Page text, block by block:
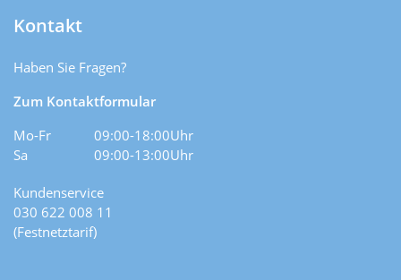
Kontakt
Haben Sie Fragen?
Zum Kontaktformular
Mo-Fr
09:00-18:00Uhr
Sa
09:00-13:00Uhr
Kundenservice
030 622 008 11
(Festnetztarif)